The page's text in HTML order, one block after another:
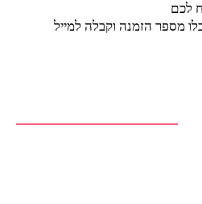
לכם
מספר הזמנה וקבלה למייל